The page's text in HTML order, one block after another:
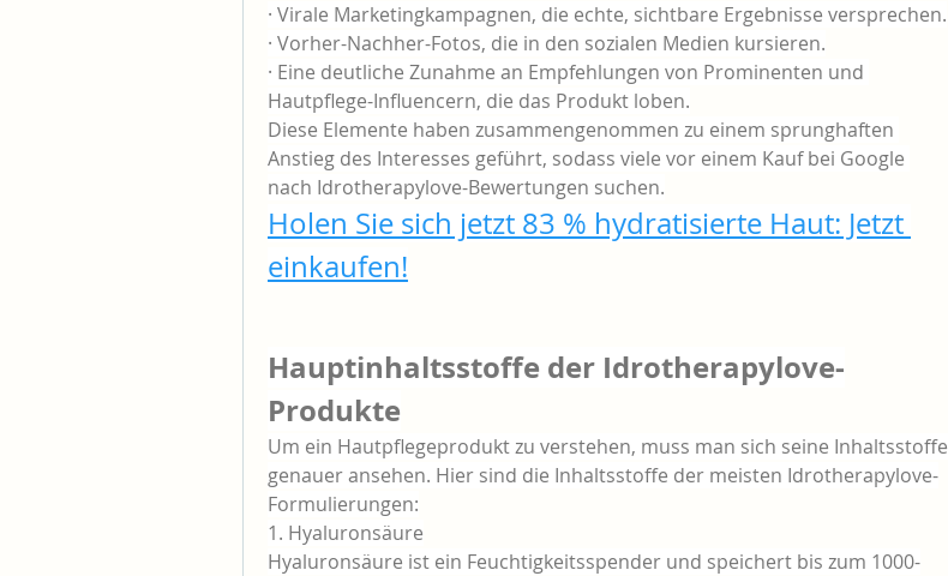
· Virale Marketingkampagnen, die echte, sichtbare Ergebnisse versprechen.
· Vorher-Nachher-Fotos, die in den sozialen Medien kursieren.
· Eine deutliche Zunahme an Empfehlungen von Prominenten und
Hautpflege-Influencern, die das Produkt loben.
Diese Elemente haben zusammengenommen zu einem sprunghaften
Anstieg des Interesses geführt, sodass viele vor einem Kauf bei Google
nach Idrotherapylove-Bewertungen suchen.
Holen Sie sich jetzt 83 % hydratisierte Haut: Jetzt
einkaufen!
Hauptinhaltsstoffe der Idrotherapylove-
Produkte
Um ein Hautpflegeprodukt zu verstehen, muss man sich seine Inhaltsstoffe
genauer ansehen. Hier sind die Inhaltsstoffe der meisten Idrotherapylove-
Formulierungen:
1. Hyaluronsäure
Hyaluronsäure ist ein Feuchtigkeitsspender und speichert bis zum 1000-